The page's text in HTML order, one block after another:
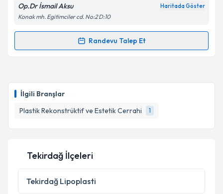
İlgili Branşlar
Plastik Rekonstrüktif ve Estetik Cerrahi
1
kapsamda işlenmesini kabul ediyorum.
Takvim Talebini Gönder
Op.Dr İsmail Aksu Haritada Göster
Konak mh. Egitimciler cd. No:2 D:10
Randevu Talep Et
Randevu Takvimi Talebi
takvim hazırlandığında e-posta ile bilgilendireceğiz.
Kişisel verilerimin işlenmesine ilişkinAydınlatma
Metni 'ni okudum ve kişisel verilerimin belirtilen
kapsamda işlenmesini kabul ediyorum.
Tekirdağ İlçeleri
Tekirdağ Lipoplasti